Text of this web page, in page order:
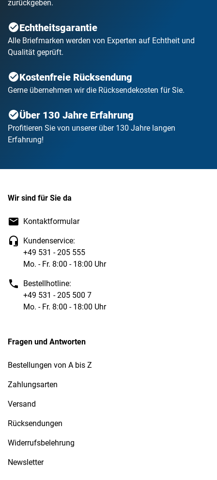
zurückgeben.
Echtheitsgarantie
Alle Briefmarken werden von Experten auf Echtheit und
Qualität geprüft.
Kostenfreie Rücksendung
Gerne übernehmen wir die Rücksendekosten für Sie.
Über 130 Jahre Erfahrung
Profitieren Sie von unserer über 130 Jahre langen
Erfahrung!
Wir sind für Sie da
Kontaktformular
Kundenservice:
+49 531 - 205 555
Mo. - Fr. 8:00 - 18:00 Uhr
Bestellhotline:
+49 531 - 205 500 7
Mo. - Fr. 8:00 - 18:00 Uhr
Fragen und Antworten
Bestellungen von A bis Z
Zahlungsarten
Versand
Rücksendungen
Widerrufsbelehrung
Newsletter